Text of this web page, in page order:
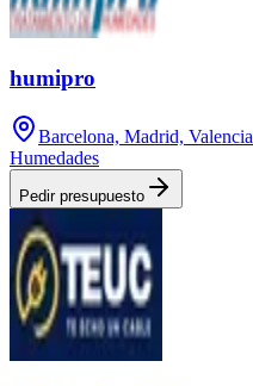
humipro
Barcelona, Madrid, Valencia
Humedades
Pedir presupuesto